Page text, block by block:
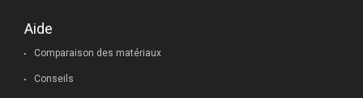
Aide
Comparaison des matériaux
Conseils